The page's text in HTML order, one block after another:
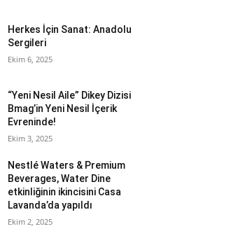
Herkes İçin Sanat: Anadolu
Sergileri
Ekim 6, 2025
“Yeni Nesil Aile” Dikey Dizisi
Bmag’in Yeni Nesil İçerik
Evreninde!
Ekim 3, 2025
Nestlé Waters & Premium
Beverages, Water Dine
etkinliğinin ikincisini Casa
Lavanda’da yapıldı
Ekim 2, 2025